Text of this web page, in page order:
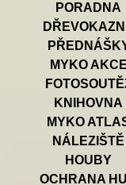
PORADNA
MYKO AKCE
KNIHOVNA
MYKO
NÁLEZIŠTĚ
HOUBY
OCHRANA